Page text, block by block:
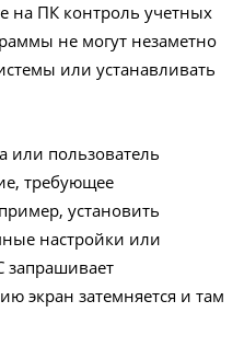
на ПК контроль учетных
не могут незаметно
или устанавливать
или пользователь
требующее
установить
настройки или
запрашивает
экран затемняется и там